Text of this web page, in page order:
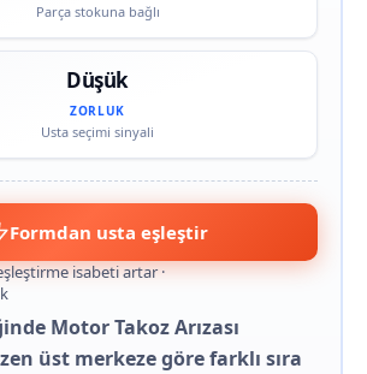
Parça stokuna bağlı
Düşük
ZORLUK
Usta seçimi sinyali
Formdan usta eşleştir
isabeti artar ·
Motor Takoz Arızası
üst merkeze göre farklı sıra